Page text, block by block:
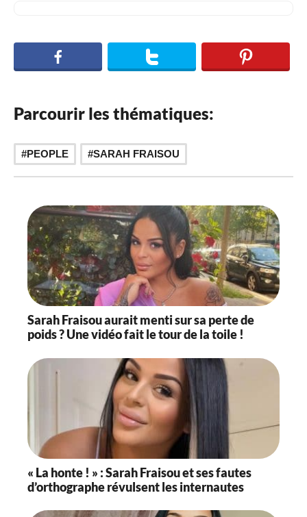
Parcourir les thématiques:
PEOPLE SARAH FRAISOU
Sarah Fraisou aurait menti sur sa perte de
poids ? Une vidéo fait le tour de la toile !
« La honte ! » : Sarah Fraisou et ses fautes
d’orthographe révulsent les internautes